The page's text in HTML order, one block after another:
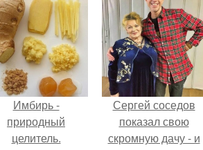
Имбирь -
природный
целитель.
Сергей соседов
показал свою
скромную дачу - и